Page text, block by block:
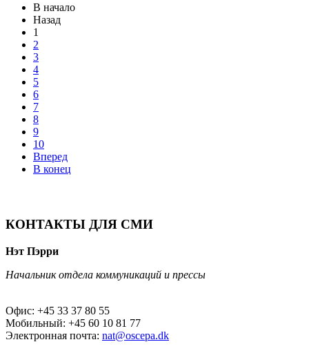
В начало
Назад
1
2
3
4
5
6
7
8
9
10
Вперед
В конец
КОНТАКТЫ ДЛЯ СМИ
Нэт Пэрри
Начальник отдела коммуникаций и прессы
Офис: +45 33 37 80 55
Мобильный: +45 60 10 81 77
Электронная почта: nat@oscepa.dk